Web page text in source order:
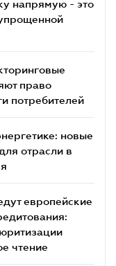
напрямую - это
право
потребителей
новые
отрасли в
европейские
чтение